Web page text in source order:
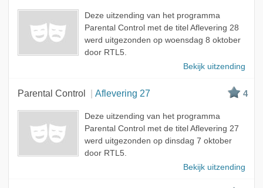
Deze uitzending van het programma
Parental Control met de titel Aflevering 28
werd uitgezonden op woensdag 8 oktober
door RTL5.
Bekijk uitzending
Parental Control Aflevering 27 4
Deze uitzending van het programma
Parental Control met de titel Aflevering 27
werd uitgezonden op dinsdag 7 oktober
door RTL5.
Bekijk uitzending